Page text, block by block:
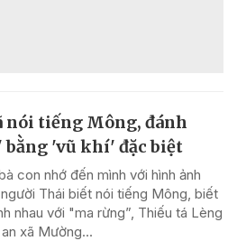
nói tiếng Mông, đánh
'vũ khí' đặc biệt
con nhớ đến mình với hình ảnh
Thái biết nói tiếng Mông, biết
nhau với "ma rừng”, Thiếu tá Lèng
xã Mường...